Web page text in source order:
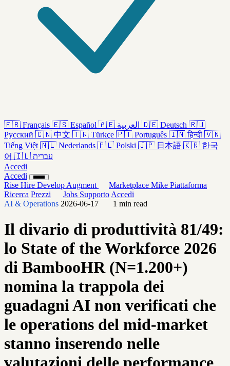
🇫🇷 Français 🇪🇸 Español 🇦🇪 العربية 🇩🇪 Deutsch 🇷🇺
Русский 🇨🇳 中文 🇹🇷 Türkçe 🇵🇹 Português 🇮🇳 हिन्दी 🇻🇳
Tiếng Việt 🇳🇱 Nederlands 🇵🇱 Polski 🇯🇵 日本語 🇰🇷 한국
어 🇮🇱 עברית
Accedi
Accedi
Rise Hire Develop Augment Marketplace Mike Piattaforma
Ricerca Prezzi Jobs Supporto Accedi
AI & Operations 2026-06-17 1 min read
Il divario di produttività 81/49:
lo State of the Workforce 2026
di BambooHR (N=1.200+)
nomina la trappola dei
guadagni AI non verificati che
le operations del mid-market
stanno inserendo nelle
valutazioni delle performance